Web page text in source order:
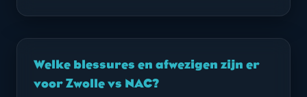
Welke blessures en afwezigen zijn er
voor Zwolle vs NAC?